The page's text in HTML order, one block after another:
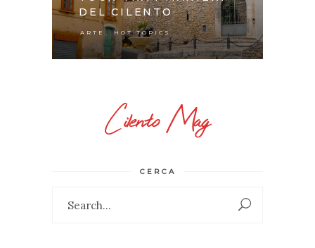
DEL CILENTO
ARTE , HOT TOPICS
Cilento Mag
CERCA